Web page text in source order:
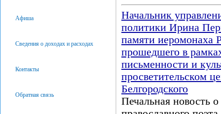
Афиша
Сведения о доходах и расходах
Контакты
Обратная связь
Начальник
политики Ирина
памяти
прошедшего в
письменности и
просветительском
Белгородского
Печальная новость